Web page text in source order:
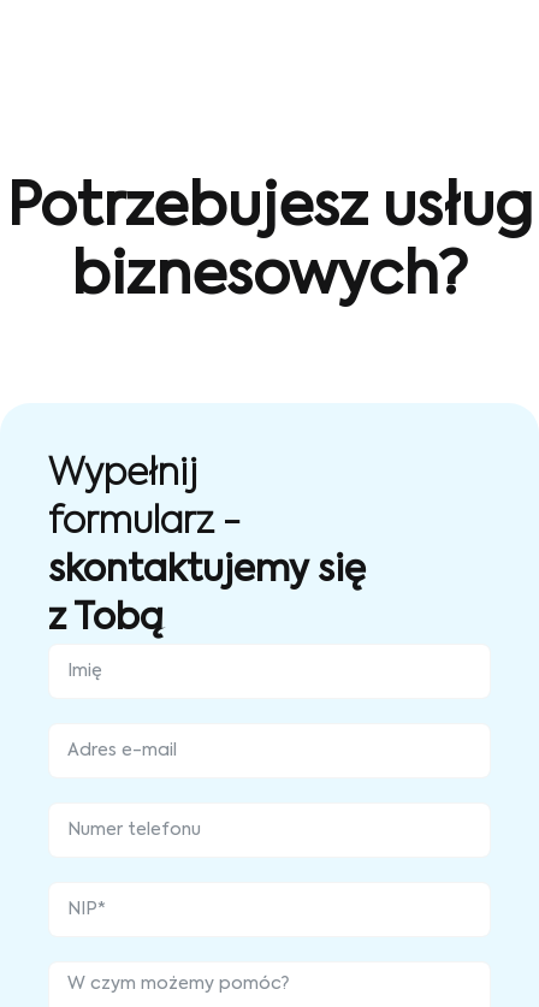
Potrzebujesz usług
biznesowych?
Wypełnij
formularz -
skontaktujemy się
z Tobą